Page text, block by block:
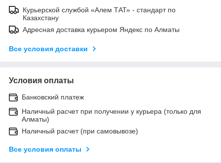
Курьерской службой «Алем ТАТ» - стандарт по
Казахстану
Адресная доставка курьером Яндекс по Алматы
Все условия доставки
Условия оплаты
Банковский платеж
Наличный расчет при получении у курьера (только для
Алматы)
Наличный расчет (при самовывозе)
Все условия оплаты